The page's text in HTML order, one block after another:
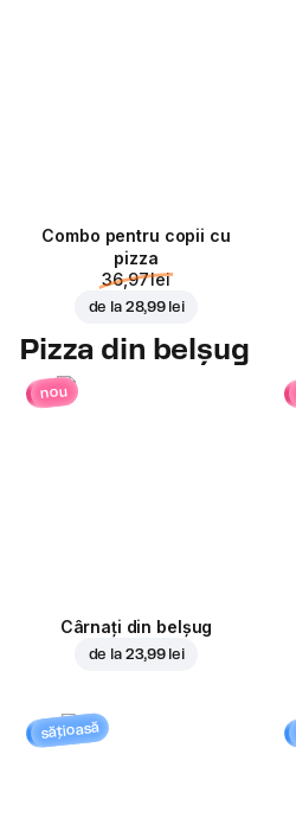
Combo pentru copii cu
pizza
36,97 lei
de la 28,99 lei
Pizza din belșug
nou
Cârnați din belșug
de la 23,99 lei
sățioasă